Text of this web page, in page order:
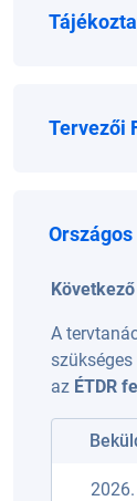
Tervezői
A
az ÉTDR